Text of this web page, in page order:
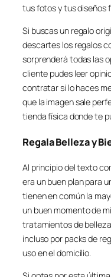
tus fotos y tus diseños
Si buscas un regalo
descartes los regalos
sorprenderá todas las
cliente pudes leer
contratar si lo haces
que la imagen sale
tienda física donde te
Regala Belleza y
Al principio del texto
era un buen plan para
tienen en común la
un buen momento de
tratamientos de
incluso por packs de
uso en el domicilio.